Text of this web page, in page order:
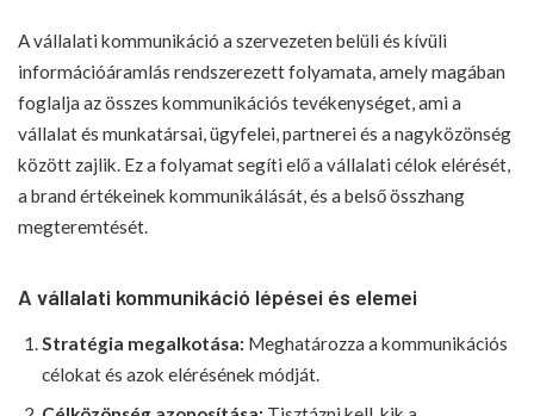
A vállalati kommunikáció a szervezeten belüli és kívüli
információáramlás rendszerezett folyamata, amely magában
foglalja az összes kommunikációs tevékenységet, ami a
vállalat és munkatársai, ügyfelei, partnerei és a nagyközönség
között zajlik. Ez a folyamat segíti elő a vállalati célok elérését,
a brand értékeinek kommunikálását, és a belső összhang
megteremtését.
A vállalati kommunikáció lépései és elemei
Stratégia megalkotása: Meghatározza a kommunikációs
célokat és azok elérésének módját.